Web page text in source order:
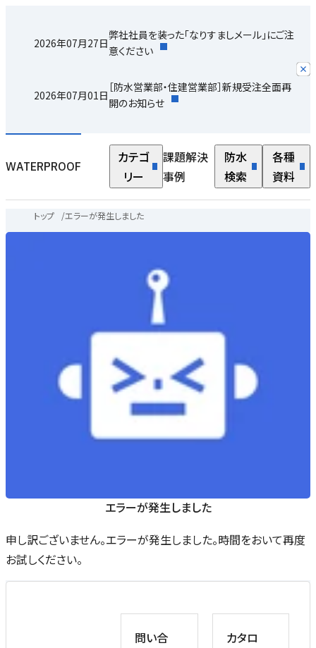
2026年07月27日
弊社社員を装った「なりすましメール」にご注
意ください
2026年07月01日
［防水営業部・住建営業部］新規受注全面再
開のお知らせ
WATERPROOF
カテゴ
リー
課題解決
事例
防水
検索
各種
資料
トップ /エラーが発生しました
エラーが発生しました
申し訳ございません。エラーが発生しました。時間をおいて再度
お試しください。
問い合
カタロ